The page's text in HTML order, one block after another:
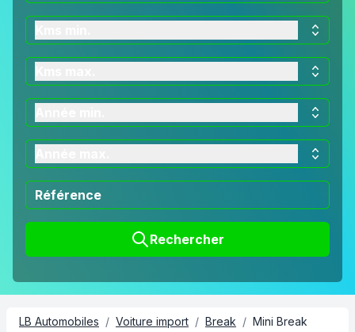
Rechercher
LB Automobiles / Voiture import / Break / Mini Break